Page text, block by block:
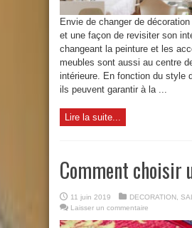
Envie de changer de
et une façon de revisiter son
changeant la peinture et les
meubles sont aussi au centre
intérieure. En fonction du style
ils peuvent garantir à la ...
Lire la suite...
Comment choisir
11 juin 2019 DECORATION
Laisser un commentaire